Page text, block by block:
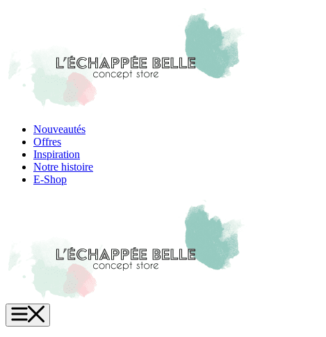
Nouveautés
Offres
Inspiration
Notre histoire
E-Shop
L'Échappée Belle
Menu